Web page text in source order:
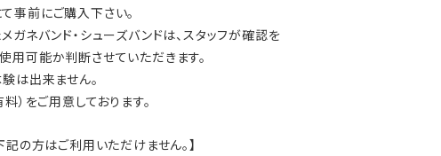
事前にご購入下さい。
ネバンド・シューズバンドは、スタッフが確認を
用可能か判断させていただきます。
は出来ません。
）をご用意しております。
記の方はご利用いただけません。】